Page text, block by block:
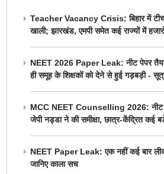
Teacher Vacancy Crisis: बिहार में
खाली; झारखंड, एमपी समेत कई राज्यों में
NEET 2026 Paper Leak: नीट पेपर
ही समूह के शिक्षकों को देने से हुई गड़बड़ी -
MCC NEET Counselling 2026: नीट
जेपी नड्डा ने की समीक्षा, छात्र-केंद्रित कई
NEET Paper Leak: एक नहीं कई बार
जानिए काला सच